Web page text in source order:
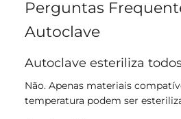
Perguntas
Autoclave
Autoclave esteriliza
Não. Apenas materiais
temperatura podem ser